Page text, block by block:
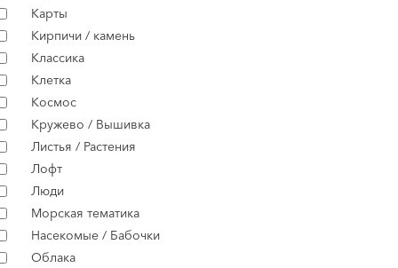
Карты
Кирпичи / камень
Классика
Клетка
Космос
Кружево / Вышивка
Листья / Растения
Лофт
Люди
Морская тематика
Насекомые / Бабочки
Облака